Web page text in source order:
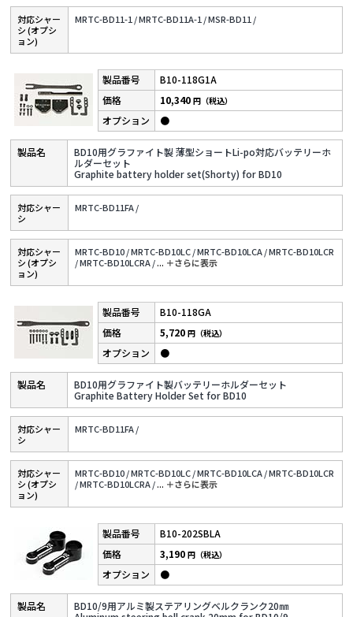
対応シャー
シ (オプシ
ョン)
MRTC-BD11-1 /MRTC-BD11A-1 /MSR-BD11 /
B10-118G1A
BD10用グラファイト製 薄型ショートLi-po対応バッテリーホ
ルダーセット
Graphite battery holder set(Shorty) for BD10
10,340円（税込）
●
対応シャー
シ
MRTC-BD11FA /
対応シャー
シ (オプシ
ョン)
MRTC-BD10 /MRTC-BD10LC /MRTC-BD10LCA /MRTC-BD10LCR
/MRTC-BD10LCRA /... ＋さらに表⽰
B10-118GA
BD10用グラファイト製バッテリーホルダーセット
Graphite Battery Holder Set for BD10
5,720円（税込）
●
対応シャー
シ
MRTC-BD11FA /
対応シャー
シ (オプシ
ョン)
MRTC-BD10 /MRTC-BD10LC /MRTC-BD10LCA /MRTC-BD10LCR
/MRTC-BD10LCRA /... ＋さらに表⽰
B10-202SBLA
BD10/9用アルミ製ステアリングベルクランク20㎜
3,190円（税込）
●